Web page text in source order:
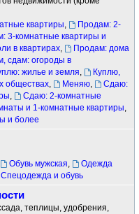
квартиры,
Продам: 2-
3-комнатные квартиры и
в квартирах,
Продам: дома
сдам: огороды в
жилье и земля,
Куплю,
обществах, Меняю,
Сдаю:
,
Сдаю: 2-комнатные
и 1-комнатные квартиры,
и более
Обувь мужская,
Одежда
Спецодежда и обувь
теплицы, удобрения,